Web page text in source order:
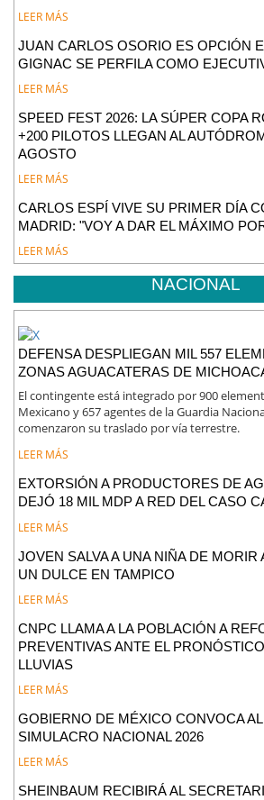
LEER MÁS
JUAN CARLOS OSORIO ES OPCIÓN
GIGNAC SE PERFILA COMO
LEER MÁS
SPEED FEST 2026: LA SÚPER COPA
+200 PILOTOS LLEGAN AL
AGOSTO
LEER MÁS
CARLOS ESPÍ VIVE SU PRIMER DÍA
MADRID: "VOY A DAR EL MÁXIMO
LEER MÁS
NACIONAL
DEFENSA DESPLIEGAN MIL 557
ZONAS AGUACATERAS DE
El contingente está integrado por 900
Mexicano y 657 agentes de la Guardia
comenzaron su traslado por vía terrestre.
LEER MÁS
EXTORSIÓN A PRODUCTORES DE
DEJÓ 18 MIL MDP A RED DEL CASO
LEER MÁS
JOVEN SALVA A UNA NIÑA DE MORIR
UN DULCE EN TAMPICO
LEER MÁS
CNPC LLAMA A LA POBLACIÓN A
PREVENTIVAS ANTE EL
LLUVIAS
LEER MÁS
GOBIERNO DE MÉXICO CONVOCA
SIMULACRO NACIONAL 2026
LEER MÁS
SHEINBAUM RECIBIRÁ AL